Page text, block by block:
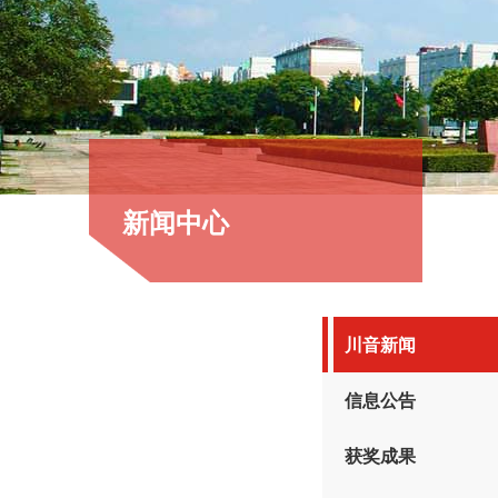
新闻中心
川音新闻
信息公告
获奖成果